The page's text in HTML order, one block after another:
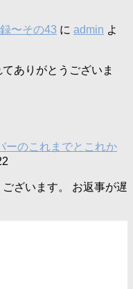
〜その43 に admin よ
ありがとうございま
ーのこれまでとこれか
ざいます。 お返事が遅